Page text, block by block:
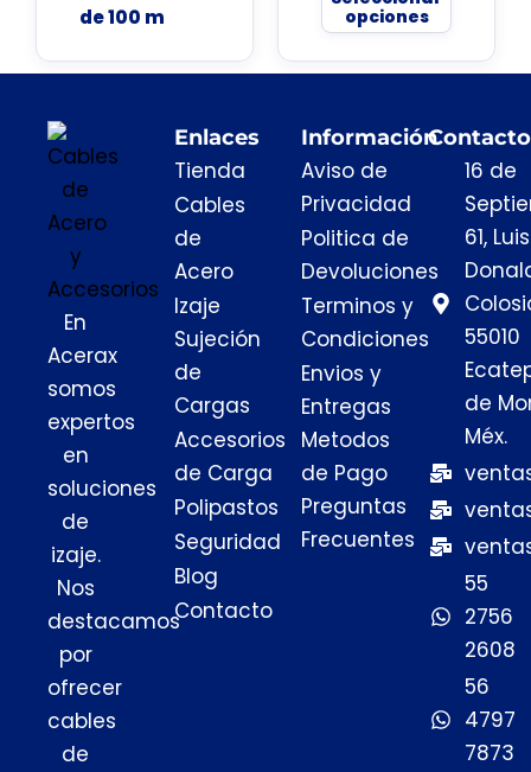
de 100 m
opciones
En
Acerax
somos
expertos
en
soluciones
de
izaje.
Nos
destacamos
por
ofrecer
cables
de
Enlaces
Tienda
Cables
de
Acero
Izaje
Sujeción
de
Cargas
Accesorios
de Carga
Polipastos
Seguridad
Blog
Contacto
Información
Aviso de
Privacidad
Politica de
Devoluciones
Terminos y
Condiciones
Envios y
Entregas
Metodos
de Pago
Preguntas
Frecuentes
Contacto
16 de
61, Luis
55010
de
Méx.
55
2756
2608
56
4797
7873